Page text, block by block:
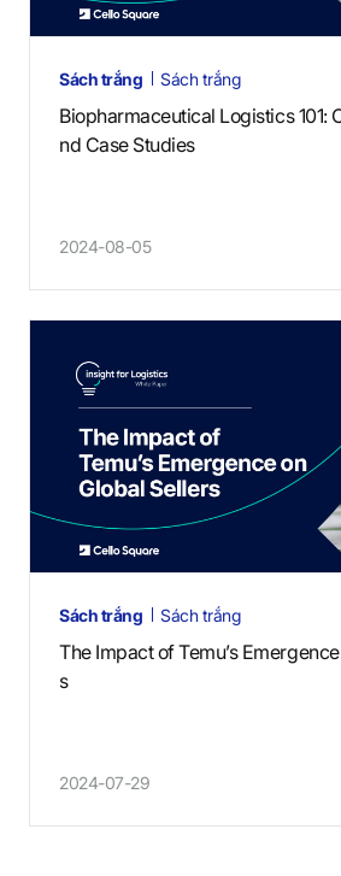
Sách trắng Sách trắng
Biopharmaceutical Logistics 101:
nd Case Studies
2024-08-05
Sách trắng Sách trắng
The Impact of Temu’s
s
2024-07-29